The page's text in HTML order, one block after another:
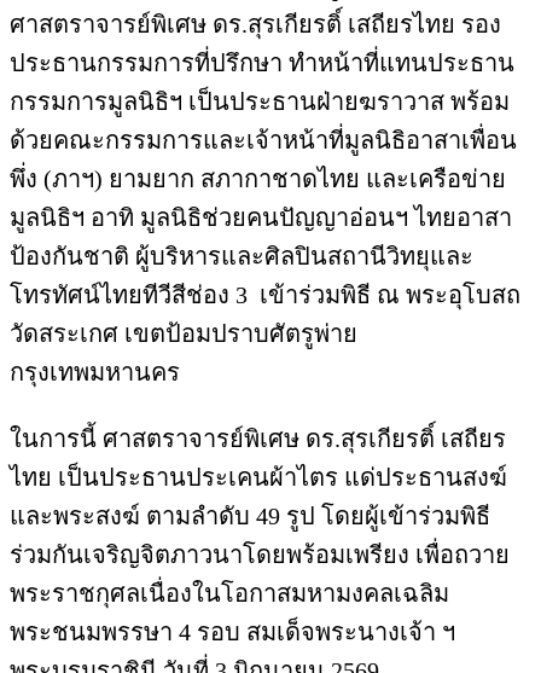
ศาสตราจารย์พิเศษ ดร.สุรเกียรติ์ เสถียรไทย รอง
ประธานกรรมการที่ปรึกษา ทำหน้าที่แทนประธาน
กรรมการมูลนิธิฯ เป็นประธานฝ่ายฆราวาส พร้อม
ด้วยคณะกรรมการและเจ้าหน้าที่มูลนิธิอาสาเพื่อน
พึ่ง (ภาฯ) ยามยาก สภากาชาดไทย และเครือข่าย
มูลนิธิฯ อาทิ มูลนิธิช่วยคนปัญญาอ่อนฯ ไทยอาสา
ป้องกันชาติ ผู้บริหารและศิลปินสถานีวิทยุและ
โทรทัศน์ไทยทีวีสีช่อง 3 เข้าร่วมพิธี ณ พระอุโบสถ
วัดสระเกศ เขตป้อมปราบศัตรูพ่าย
กรุงเทพมหานคร
ในการนี้ ศาสตราจารย์พิเศษ ดร.สุรเกียรติ์ เสถียร
ไทย เป็นประธานประเคนผ้าไตร แด่ประธานสงฆ์
และพระสงฆ์ ตามลำดับ 49 รูป โดยผู้เข้าร่วมพิธี
ร่วมกันเจริญจิตภาวนาโดยพร้อมเพรียง เพื่อถวาย
พระราชกุศลเนื่องในโอกาสมหามงคลเฉลิม
พระชนมพรรษา 4 รอบ สมเด็จพระนางเจ้า ฯ